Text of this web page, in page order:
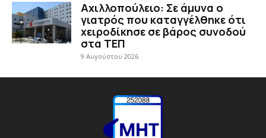
Αχιλλοπούλειο: Σε άμυνα ο
γιατρός που καταγγέλθηκε ότι
χειροδίκησε σε βάρος συνοδού
στα ΤΕΠ
9 Αυγούστου 2026